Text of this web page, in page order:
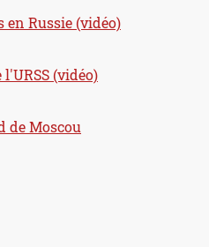
en Russie (vidéo)
(vidéo)
de Moscou